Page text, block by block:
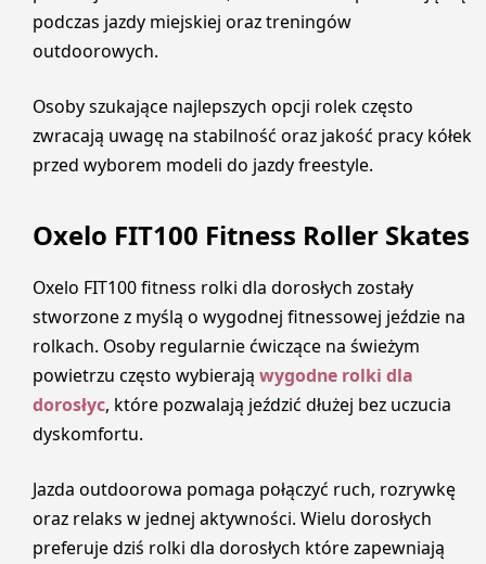
podczas jazdy miejskiej oraz treningów
outdoorowych.
Osoby szukające najlepszych opcji rolek często
zwracają uwagę na stabilność oraz jakość pracy kółek
przed wyborem modeli do jazdy freestyle.
Oxelo FIT100 Fitness Roller Skates
Oxelo FIT100 fitness rolki dla dorosłych zostały
stworzone z myślą o wygodnej fitnessowej jeździe na
rolkach. Osoby regularnie ćwiczące na świeżym
powietrzu często wybierają wygodne rolki dla
dorosłyc, które pozwalają jeździć dłużej bez uczucia
dyskomfortu.
Jazda outdoorowa pomaga połączyć ruch, rozrywkę
oraz relaks w jednej aktywności. Wielu dorosłych
preferuje dziś rolki dla dorosłych które zapewniają